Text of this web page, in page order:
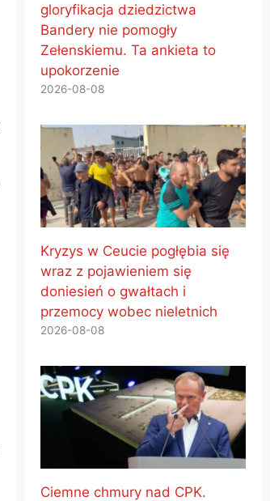
gloryfikacja dziedzictwa
Bandery nie pomogły
Zełenskiemu. Ta ankieta to
upokorzenie
2026-08-08
Kryzys w Ceucie pogłębia się
wraz z pojawieniem się
doniesień o gwałtach i
przemocy wobec nieletnich
2026-08-08
Ciemne chmury nad CPK.